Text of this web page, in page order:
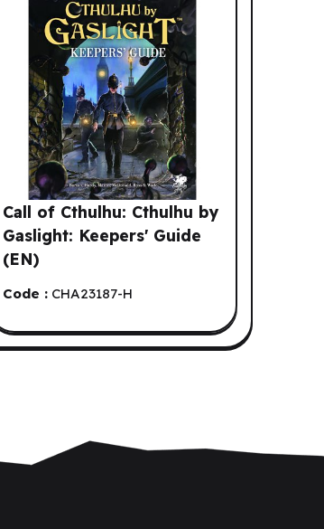
Call of Cthulhu: Cthulhu by
Gaslight: Keepers' Guide
(EN)
Code : CHA23187-H